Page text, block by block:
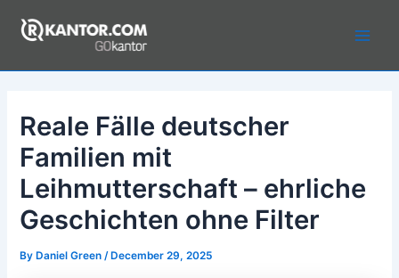
Reale Fälle deutscher
Familien mit
Leihmutterschaft – ehrliche
Geschichten ohne Filter
ByDaniel Green /December 29, 2025